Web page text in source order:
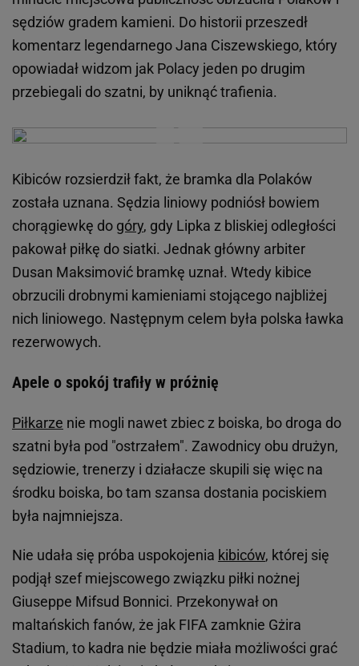
sędziów gradem kamieni. Do historii przeszedł
komentarz legendarnego Jana Ciszewskiego, który
opowiadał widzom jak Polacy jeden po drugim
przebiegali do szatni, by uniknąć trafienia.
Kibiców rozsierdził fakt, że bramka dla Polaków
została uznana. Sędzia liniowy podniósł bowiem
chorągiewkę do góry, gdy Lipka z bliskiej odległości
pakował piłkę do siatki. Jednak główny arbiter
Dusan Maksimović bramkę uznał. Wtedy kibice
obrzucili drobnymi kamieniami stojącego najbliżej
nich liniowego. Następnym celem była polska ławka
rezerwowych.
Apele o spokój trafiły w próżnię
Piłkarze nie mogli nawet zbiec z boiska, bo droga do
szatni była pod "ostrzałem". Zawodnicy obu drużyn,
sędziowie, trenerzy i działacze skupili się więc na
środku boiska, bo tam szansa dostania pociskiem
była najmniejsza.
Nie udała się próba uspokojenia kibiców, której się
podjął szef miejscowego związku piłki nożnej
Giuseppe Mifsud Bonnici. Przekonywał on
maltańskich fanów, że jak FIFA zamknie Gżira
Stadium, to kadra nie będzie miała możliwości grać